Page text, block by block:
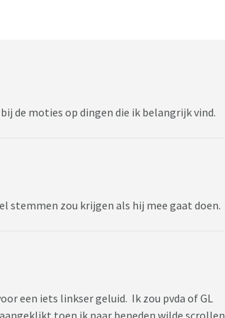
de moties op dingen die ik belangrijk vind.
stemmen zou krijgen als hij mee gaat doen.
een iets linkser geluid. Ik zou pvda of GL
toen ik naar beneden wilde scrollen